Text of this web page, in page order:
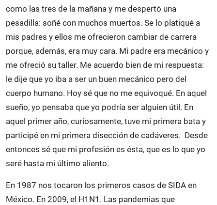
como las tres de la mañana y me despertó una
pesadilla: soñé con muchos muertos. Se lo platiqué a
mis padres y ellos me ofrecieron cambiar de carrera
porque, además, era muy cara. Mi padre era mecánico y
me ofreció su taller. Me acuerdo bien de mi respuesta:
le dije que yo iba a ser un buen mecánico pero del
cuerpo humano. Hoy sé que no me equivoqué. En aquel
sueño, yo pensaba que yo podría ser alguien útil. En
aquel primer año, curiosamente, tuve mi primera bata y
participé en mi primera disección de cadáveres. Desde
entonces sé que mi profesión es ésta, que es lo que yo
seré hasta mi último aliento.
En 1987 nos tocaron los primeros casos de SIDA en
México. En 2009, el H1N1. Las pandemias que